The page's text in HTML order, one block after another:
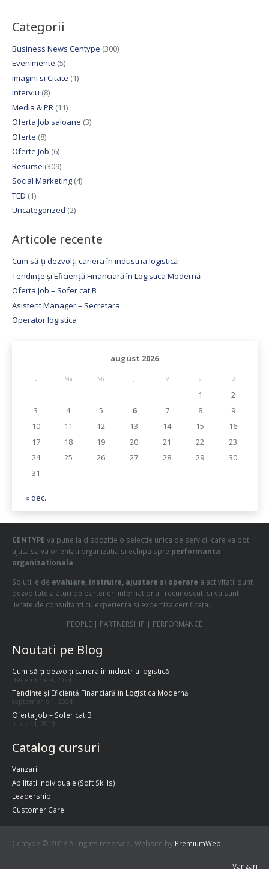
Categorii
Business News Centype (300)
Evenimente (5)
Imagini si Citate (1)
Interviu (8)
Media & PR(11)
Oferta Job saloane (3)
Oferte (8)
Oferte Job (6)
Resurse (309)
Social Marketing(4)
TED (1)
Uncategorized (2)
Articole recente
Cum să-ți dezvolți cariera în industria logistică
Tendințe și Eficiență Financiară în Logistica Modernă
Oferta Job – Sofer cat B
Asistent Manager – Secretara
Operator logistica
august 2026
L Ma Mi J V S D
1
2
3
4 5 6 7 8
9
10
11 12 13 14 15
16
17
18 19 20 21 22
23
24
25 26 27 28 29
30
31
« dec.
CENTYPE va pune la dispozitie o selectie unica de servicii care va pot
ajuta sa va orientati organizatia si echipa spre performanta
organizationala.
Solutiile de evaluare, instruire, ajustare si operare a activitatii sunt
dezvoltate alaturi de parteneri internationali recunoscuti si va sunt
livrate de consultanti cu experienta si expertiza certificata.
PEOPLE | PARTNERSHIP | PERFORMANCE
Noutati pe Blog
Cum să-ți dezvolți cariera în industria logistică
decembrie 9, 2024
Tendințe și Eficiență Financiară în Logistica Modernă
septembrie 1, 2024
Oferta Job – Sofer cat B
iunie 11, 2019
Catalog cursuri
Vanzari
Abilitati individuale (Soft Skills)
Leadership
Customer Care
Centype © 2018 All rights reserved. Website by PremiumWeb
Vanzari